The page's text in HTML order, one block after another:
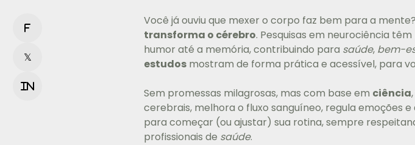
f
𝕏
in
Você já ouviu que mexer o corpo faz bem para a
transforma o cérebro. Pesquisas em neurociência
humor até a memória, contribuindo para saúde, bem-
estudos mostram de forma prática e acessível, para
Sem promessas milagrosas, mas com base em ciência
cerebrais, melhora o fluxo sanguíneo, regula emoções
para começar (ou ajustar) sua rotina, sempre
profissionais de saúde.